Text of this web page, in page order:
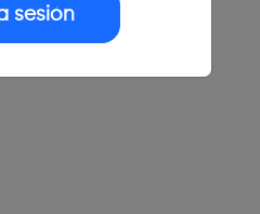
sesión